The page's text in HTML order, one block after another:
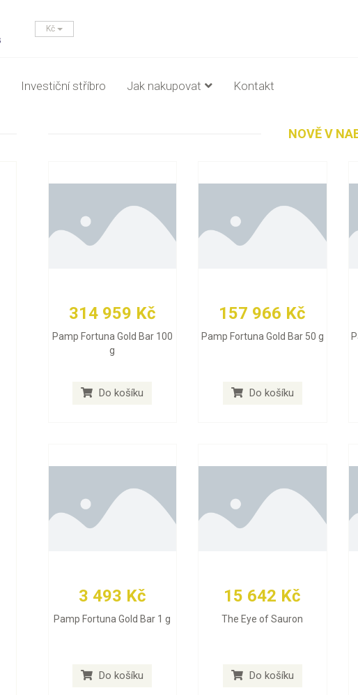
Kč
Investiční stříbro Jak nakupovat Kontakt
NOVĚ V
314 959 Kč
Pamp Fortuna Gold Bar 100
g
Do košíku
157 966 Kč
Pamp Fortuna Gold Bar 50 g
Do košíku
3 493 Kč
Pamp Fortuna Gold Bar 1 g
Do košíku
15 642 Kč
The Eye of Sauron
Do košíku